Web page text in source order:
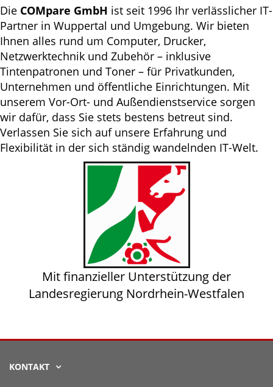
Die COMpare GmbH ist seit 1996 Ihr verlässlicher IT-
Partner in Wuppertal und Umgebung. Wir bieten
Ihnen alles rund um Computer, Drucker,
Netzwerktechnik und Zubehör – inklusive
Tintenpatronen und Toner – für Privatkunden,
Unternehmen und öffentliche Einrichtungen. Mit
unserem Vor-Ort- und Außendienstservice sorgen
wir dafür, dass Sie stets bestens betreut sind.
Verlassen Sie sich auf unsere Erfahrung und
Flexibilität in der sich ständig wandelnden IT-Welt.
Mit finanzieller Unterstützung der
Landesregierung Nordrhein-Westfalen
KONTAKT